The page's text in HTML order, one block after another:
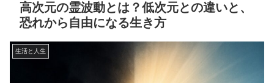
高次元の霊波動とは？低次元との違いと、
恐れから自由になる生き方
生活と人生